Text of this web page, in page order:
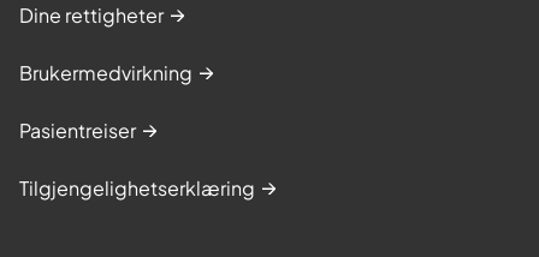
Dine rettigheter
Brukermedvirkning
Pasientreiser
Tilgjengelighetserklæring